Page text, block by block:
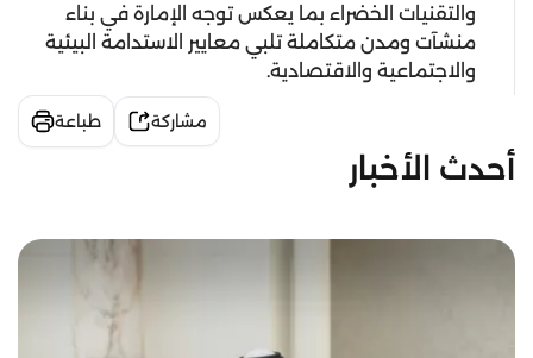
والتقنيات الخضراء بما يعكس توجه الإمارة في بناء
منشآت ومدن متكاملة تلبي معايير الاستدامة البيئية
والاجتماعية والاقتصادية.
مشاركة طباعة
أحدث الأخبار